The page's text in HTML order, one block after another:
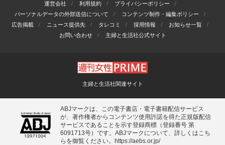
運営会社 利用規約
プライバシーポリシー
パーソナルデータの外部送信について
コンテンツ制作・編集ポリシー
広告掲載
ニュース提供先 タレコミ 採用情報
お知らせ一覧
お問い合わせ
主婦と生活社公式サイト
主婦と生活社関連サイト
ABJマークは、この電子書店・電子書籍配信サービス
が、著作権者からコンテンツ使用許諾を得た正規版配信
サービスであることを示す登録商標（登録番号 第
6091713号）です。ABJマークについて、詳しくはこち
らを御覧ください。
https://aebs.or.jp/